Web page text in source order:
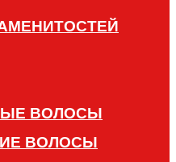
ВОЛОСЫ
ВОЛОСЫ